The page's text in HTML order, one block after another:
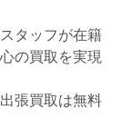
タッフが在籍
の買取を実現
張買取は無料